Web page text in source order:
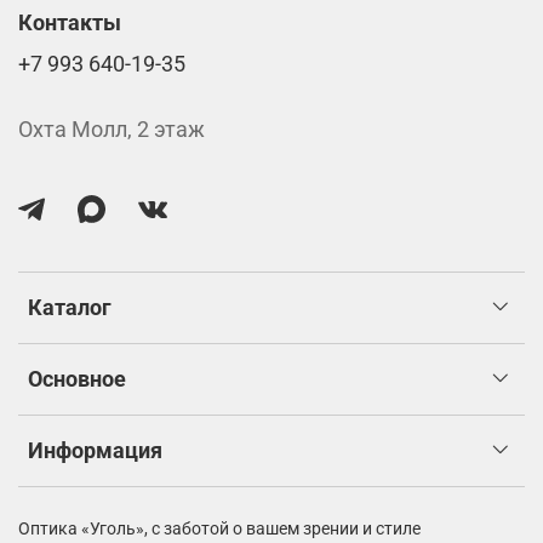
Каталог
Основное
Информация
Контакты
+7 993 640-19-35
Охта Молл, 2 этаж
Оптика «Уголь», с заботой о вашем зрении и стиле